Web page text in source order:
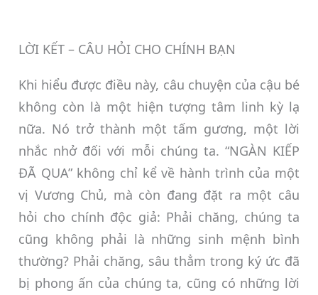
LỜI KẾT – CÂU HỎI CHO CHÍNH BẠN
Khi hiểu được điều này, câu chuyện của cậu bé
không còn là một hiện tượng tâm linh kỳ lạ
nữa. Nó trở thành một tấm gương, một lời
nhắc nhở đối với mỗi chúng ta. “NGÀN KIẾP
ĐÃ QUA” không chỉ kể về hành trình của một
vị Vương Chủ, mà còn đang đặt ra một câu
hỏi cho chính độc giả: Phải chăng, chúng ta
cũng không phải là những sinh mệnh bình
thường? Phải chăng, sâu thẳm trong ký ức đã
bị phong ấn của chúng ta, cũng có những lời